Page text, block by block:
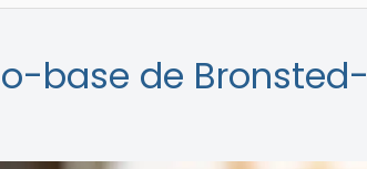
base de Bronsted-